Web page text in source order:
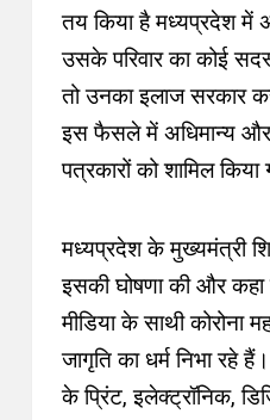
तय किया है मध्यप्रदेश में
उसके परिवार का कोई
तो उनका इलाज सरकार
इस फैसले में अधिमान्य और
पत्रकारों को शामिल किया
मध्यप्रदेश के मुख्यमंत्री
इसकी घोषणा की और कहा
मीडिया के साथी कोरोना
जागृति का धर्म निभा रहे
के प्रिंट, इलेक्ट्रॉनिक,